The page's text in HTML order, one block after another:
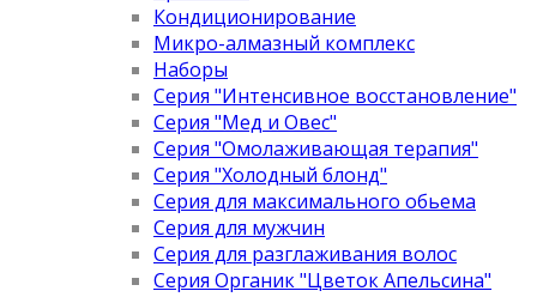
Кондиционирование
Микро-алмазный комплекс
Наборы
Серия "Интенсивное восстановление"
Серия "Мед и Овес"
Серия "Омолаживающая терапия"
Серия "Холодный блонд"
Серия для максимального обьема
Серия для мужчин
Серия для разглаживания волос
Серия Органик "Цветок Апельсина"